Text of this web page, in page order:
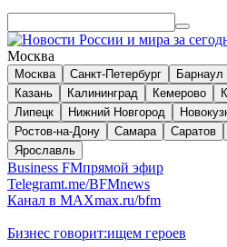
Москва
Москва Санкт-Петербург Барнаул
Казань
Калининград Кемерово
Липецк
Нижний Новгород
Ростов-на-Дону
Самара Саратов
Ярославль
Business FMпрямой эфир
Telegramt.me/BFMnews
Канал в MAXmax.ru/bfm
Бизнес говорит:ищем героев